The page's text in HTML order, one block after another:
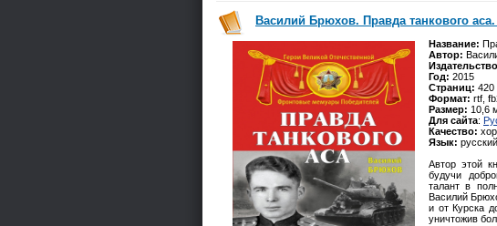
Василий Брюхов. Правда танкового
Название:
Автор:
Год: 2015
Страниц: 420
Формат: rtf,
Размер: 10,6
Для сайта:
Качество:
Язык: русский
Автор этой
будучи
талант в
Василий
и от Курска
уничтожив